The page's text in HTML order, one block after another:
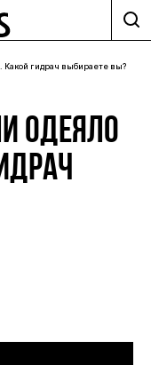
Какой гидрач выбираете вы?
ОДЕЯЛО